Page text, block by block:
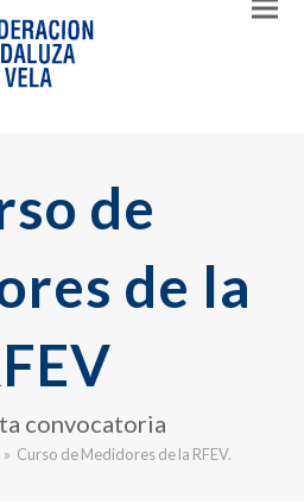
de
de la
convocatoria
» Curso de Medidores de la RFEV.